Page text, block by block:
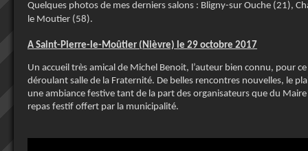
Quelques photos de mes derniers salons : Bligny-sur Ouche (21),
le Moutier (58).
A Saint-Pierre-le-Moûtier (Nièvre) le 29 octobre 2017
Un accueil très amical de Michel Benoit, l’auteur bien connu, pour
déroulant salle de la Fraternité. De belles rencontres nouvelles, le
une ambiance festive tant de la part des organisateurs que du
repas festif offert par la municipalité.